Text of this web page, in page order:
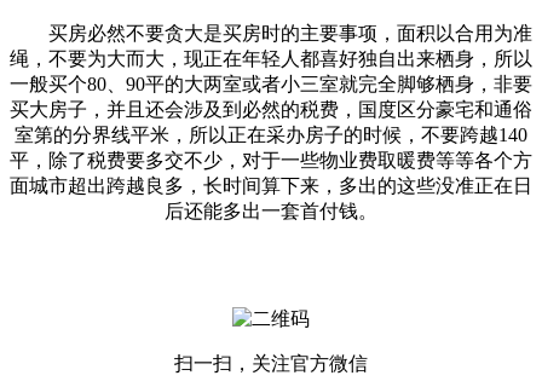
买房必然不要贪大是买房时的主要事项，面积以合用为准
绳，不要为大而大，现正在年轻人都喜好独自出来栖身，所以
一般买个80、90平的大两室或者小三室就完全脚够栖身，非要
买大房子，并且还会涉及到必然的税费，国度区分豪宅和通俗
室第的分界线平米，所以正在采办房子的时候，不要跨越140
平，除了税费要多交不少，对于一些物业费取暖费等等各个方
面城市超出跨越良多，长时间算下来，多出的这些没准正在日
后还能多出一套首付钱。
扫一扫，关注官方微信